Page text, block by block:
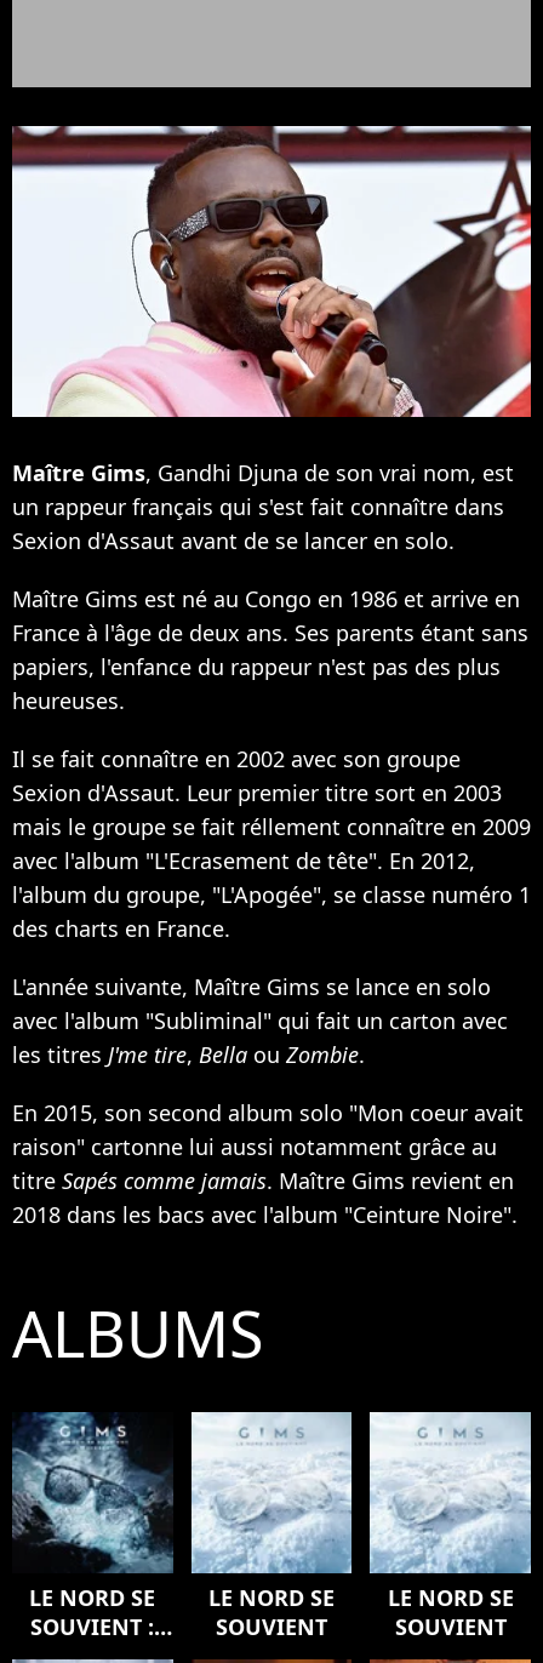
Maître Gims, Gandhi Djuna de son vrai nom, est
un rappeur français qui s'est fait connaître dans
Sexion d'Assaut avant de se lancer en solo.
Maître Gims est né au Congo en 1986 et arrive en
France à l'âge de deux ans. Ses parents étant sans
papiers, l'enfance du rappeur n'est pas des plus
heureuses.
Il se fait connaître en 2002 avec son groupe
Sexion d'Assaut. Leur premier titre sort en 2003
mais le groupe se fait réllement connaître en 2009
avec l'album "L'Ecrasement de tête". En 2012,
l'album du groupe, "L'Apogée", se classe numéro 1
des charts en France.
L'année suivante, Maître Gims se lance en solo
avec l'album "Subliminal" qui fait un carton avec
les titres J'me tire, Bella ou Zombie.
En 2015, son second album solo "Mon coeur avait
raison" cartonne lui aussi notamment grâce au
titre Sapés comme jamais. Maître Gims revient en
2018 dans les bacs avec l'album "Ceinture Noire".
ALBUMS
LE NORD SE
SOUVIENT :
L'ODYSSÉE
LE NORD SE
SOUVIENT
LE NORD SE
SOUVIENT